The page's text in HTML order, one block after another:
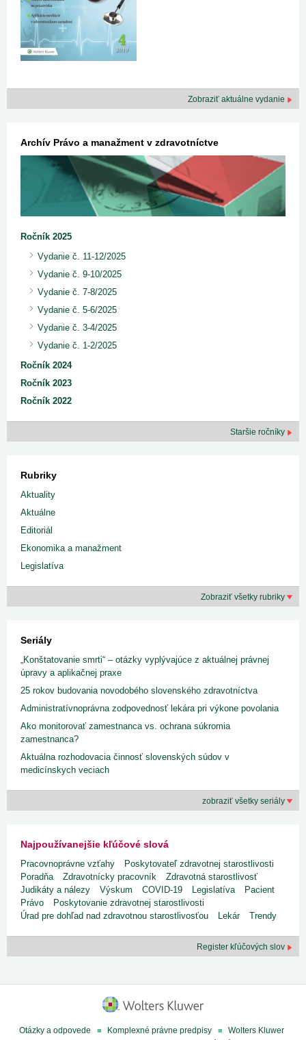
Zobraziť aktuálne vydanie
Archív Právo a manažment v zdravotníctve
Ročník 2025
Vydanie č. 11-12/2025
Vydanie č. 9-10/2025
Vydanie č. 7-8/2025
Vydanie č. 5-6/2025
Vydanie č. 3-4/2025
Vydanie č. 1-2/2025
Ročník 2024
Ročník 2023
Ročník 2022
Staršie ročníky
Rubriky
Aktuality
Aktuálne
Editoriál
Ekonomika a manažment
Legislatíva
Zobraziť všetky rubriky
Seriály
„Konštatovanie smrti“ – otázky vyplývajúce z aktuálnej právnej
úpravy a aplikačnej praxe
25 rokov budovania novodobého slovenského zdravotníctva
Administratívnoprávna zodpovednosť lekára pri výkone povolania
Ako monitorovať zamestnanca vs. ochrana súkromia
zamestnanca?
Aktuálna rozhodovacia činnosť slovenských súdov v
medicínskych veciach
zobraziť všetky seriály
Najpoužívanejšie kľúčové slová
Pracovnoprávne vzťahy
Poskytovateľ zdravotnej starostlivosti
Poradňa
Zdravotnícky pracovník
Zdravotná starostlivosť
Judikáty a nálezy
Výskum COVID-19 Legislatíva
Pacient
Právo
Poskytovanie zdravotnej starostlivosti
Úrad pre dohľad nad zdravotnou starostlivosťou
Lekár Trendy
Register kľúčových slov
Otázky a odpovede Komplexné právne predpisy
Wolters Kluwer